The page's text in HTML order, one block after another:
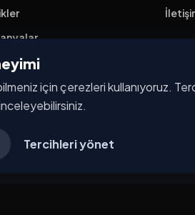
için çerezleri kullanıyoruz.
Tercihleri yönet
Başvurusu